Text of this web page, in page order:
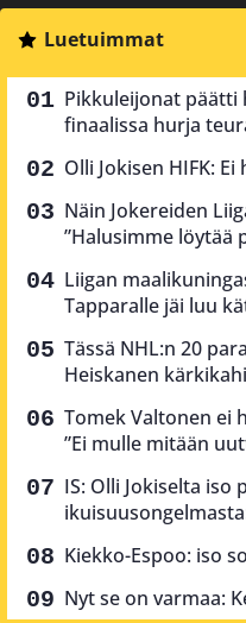
Luetuimmat
Pikkuleijonat
finaalissa hurja
Olli Jokisen HIFK:
Näin Jokereiden
”Halusimme löytää
Liigan
Tapparalle jäi luu
Tässä NHL:n 20
Heiskanen
Tomek Valtonen ei
”Ei mulle mitään
IS: Olli Jokiselta iso
Kiekko-Espoo: iso
Nyt se on varmaa: